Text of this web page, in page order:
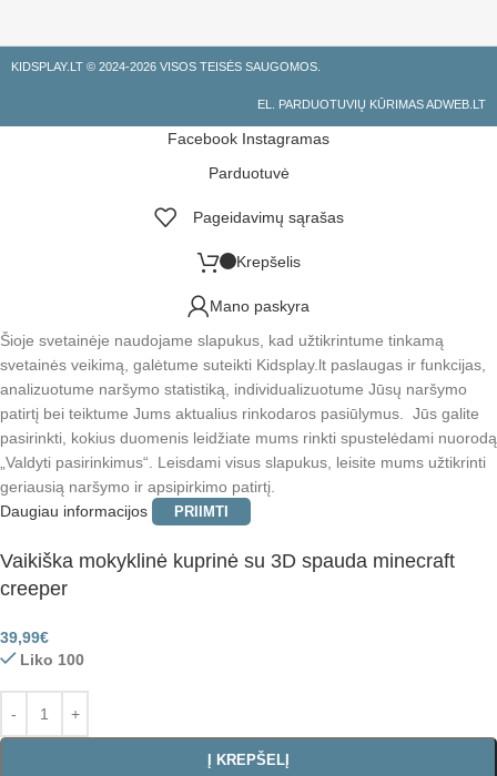
KIDSPLAY.LT © 2024-2026 VISOS TEISĖS SAUGOMOS.
EL. PARDUOTUVIŲ KŪRIMAS ADWEB.LT
Facebook Instagramas
Parduotuvė
Pageidavimų sąrašas
Krepšelis
Mano paskyra
Šioje svetainėje naudojame slapukus, kad užtikrintume tinkamą
svetainės veikimą, galėtume suteikti Kidsplay.lt paslaugas ir funkcijas,
analizuotume naršymo statistiką, individualizuotume Jūsų naršymo
patirtį bei teiktume Jums aktualius rinkodaros pasiūlymus. Jūs galite
pasirinkti, kokius duomenis leidžiate mums rinkti spustelėdami nuorodą
„Valdyti pasirinkimus“. Leisdami visus slapukus, leisite mums užtikrinti
geriausią naršymo ir apsipirkimo patirtį.
Daugiau informacijos
PRIIMTI
Vaikiška mokyklinė kuprinė su 3D spauda minecraft
creeper
39,99€
Liko 100
Į KREPŠELĮ